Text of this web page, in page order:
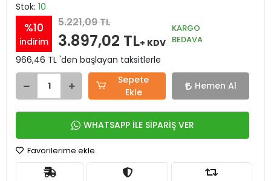
Stok: 10
%10
indirim
5.221,09 TL
3.897,02 TL+ KDV
KARGO
BEDAVA
966,46 TL 'den başlayan taksitlerle
Sepete
Ekle
Hemen Al
WHATSAPP İLE SİPARİŞ VER
Favorilerime ekle